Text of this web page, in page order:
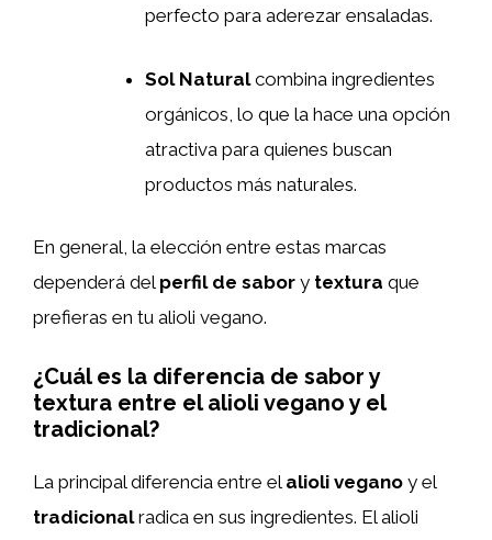
perfecto para aderezar ensaladas.
Sol Naturalcombina ingredientes
orgánicos, lo que la hace una opción
atractiva para quienes buscan
productos más naturales.
En general, la elección entre estas marcas
dependerá del perfil de sabor y textura que
prefieras en tu alioli vegano.
¿Cuál es la diferencia de sabor y
textura entre el alioli vegano y el
tradicional?
La principal diferencia entre el alioli vegano y el
tradicionalradica en sus ingredientes. El alioli